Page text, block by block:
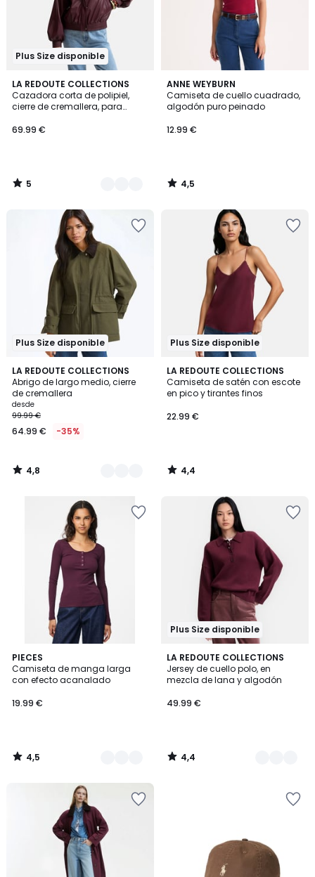
Plus Size disponible
LA REDOUTE COLLECTIONS
Cazadora corta de polipiel,
cierre de cremallera, para
69.99 €
5
/
5
2
Colores
5
/
ANNE WEYBURN
Camiseta de cuello cuadrado,
algodón puro peinado
12.99 €
4,5
/ 5
4,5
/
Plus Size disponible
LA REDOUTE COLLECTIONS
Abrigo de largo medio, cierre
de cremallera
desde
99.99 €
64.99 € -35%
4,8
/ 5
2
Colores
4,8
/
Plus Size disponible
LA REDOUTE COLLECTIONS
Camiseta de satén con escote
en pico y tirantes finos
22.99 €
4,4
/ 5
4,4
/
PIECES
Camiseta de manga larga
con efecto acanalado
19.99 €
4,5
/ 5
2
Colores
4,5
/
Plus Size disponible
LA REDOUTE COLLECTIONS
Jersey de cuello polo, en
mezcla de lana y algodón
49.99 €
4,4
/ 5
3
Colores
4,4
/